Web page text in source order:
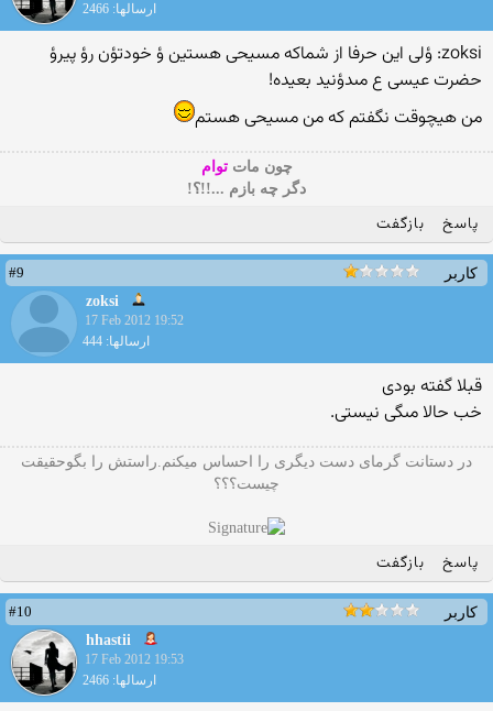
ارسالها: 2466
zoksi: ؤلى این حرفا از شماكه مسیحى هستین ؤ خودتؤن رؤ پیرؤ
حضرت عیسى ع مىدؤنید بعیده!
من هیچوقت نگفتم که من مسیحی هستم
چون ماتتوام
دگر چه بازم ...!!؟!
پاسخ بازگفت
کاربر
#9
zoksi
17 Feb 2012 19:52
ارسالها: 444
قبلا گفته بودى
خب حالا مىگى نیستى.
در دستانت گرمای دست دیگری را احساس میکنم.راستش را بگوحقیقت
چیست؟؟؟
پاسخ بازگفت
کاربر
#10
hhastii
17 Feb 2012 19:53
ارسالها: 2466